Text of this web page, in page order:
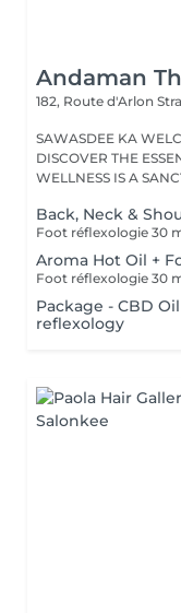
Andaman
182, Route d'Arlon
SAWASDEE KA
DISCOVER THE
WELLNESS IS A
Back, Neck &
Foot réflexologie 30
Aroma Hot Oil +
Foot réflexologie 30
Package - CBD
reflexology